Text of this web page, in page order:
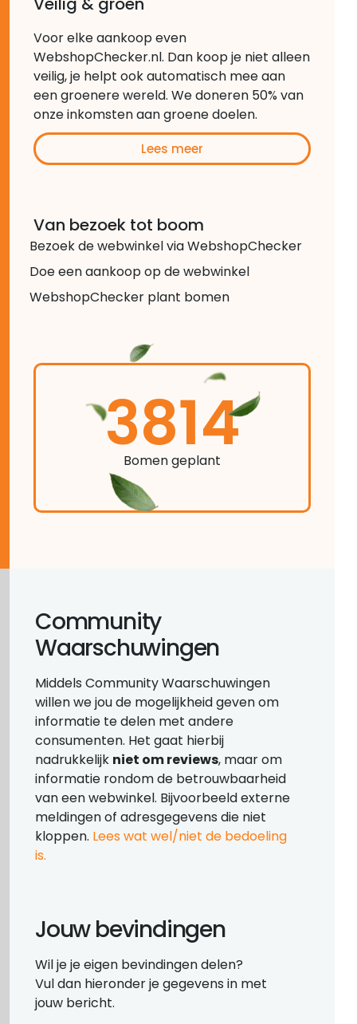
Voor elke aankoop even
WebshopChecker.nl. Dan koop je niet alleen
veilig, je helpt ook automatisch mee aan
een groenere wereld. We doneren 50% van
onze inkomsten aan groene doelen.
Lees meer
Van bezoek tot boom
Bezoek de webwinkel via WebshopChecker
Doe een aankoop op de webwinkel
WebshopChecker plant bomen
3814
Bomen geplant
Community
Waarschuwingen
Middels Community Waarschuwingen
willen we jou de mogelijkheid geven om
informatie te delen met andere
consumenten. Het gaat hierbij
nadrukkelijk niet om reviews, maar om
informatie rondom de betrouwbaarheid
van een webwinkel. Bijvoorbeeld externe
meldingen of adresgegevens die niet
kloppen. Lees wat wel/niet de bedoeling
is.
Jouw bevindingen
Wil je je eigen bevindingen delen?
Vul dan hieronder je gegevens in met
jouw bericht.